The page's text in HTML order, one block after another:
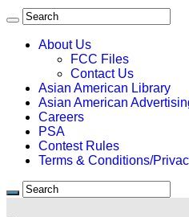
About Us
FCC Files
Contact Us
Asian American Library
Asian American
Careers
PSA
Contest Rules
Terms & Conditions/